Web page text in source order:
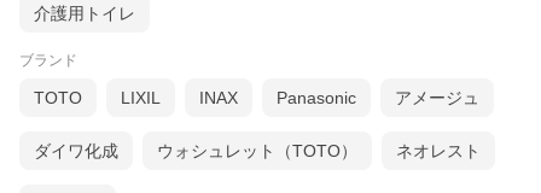
介護用トイレ
ブランド
TOTO LIXIL INAX Panasonic アメージュ
ダイワ化成 ウォシュレット（TOTO） ネオレスト